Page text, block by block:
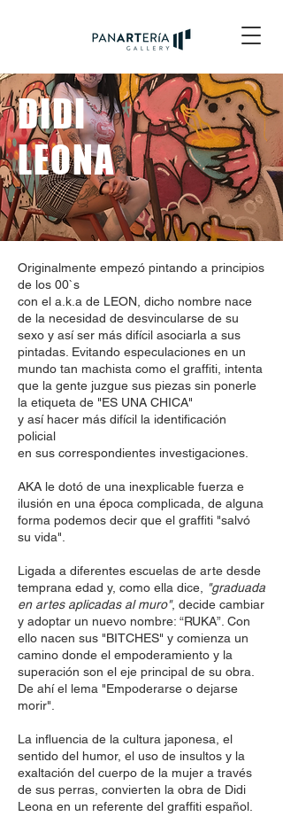
DIDI
LEONA
Originalmente empezó pintando a principios
de los 00`s
con el a.k.a de LEON, dicho nombre nace
de la necesidad de desvincularse de su
sexo y así ser más difícil asociarla a sus
pintadas. Evitando especulaciones en un
mundo tan machista como el graffiti, intenta
que la gente juzgue sus piezas sin ponerle
la etiqueta de "ES UNA CHICA"
y así hacer más difícil la identificación
policial
en sus correspondientes investigaciones.
AKA le dotó de una inexplicable fuerza e
ilusión en una época complicada, de alguna
forma podemos decir que el graffiti "salvó
su vida".
Ligada a diferentes escuelas de arte desde
temprana edad y, como ella dice,
"graduada
en artes aplicadas al muro", decide cambiar
y adoptar un nuevo nombre: “RUKA”. Con
ello nacen sus "BITCHES" y comienza un
camino donde el empoderamiento y la
superación son el eje principal de su obra.
De ahí el lema "Empoderarse o dejarse
morir".
La influencia de la cultura japonesa, el
sentido del humor, el uso de insultos y la
exaltación del cuerpo de la mujer a través
de sus perras, convierten la obra de Didi
Leona en un referente del graffiti español.